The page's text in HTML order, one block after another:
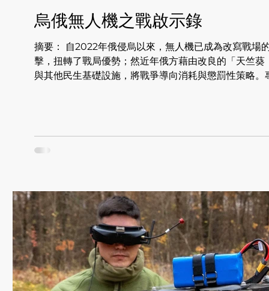
烏俄無人機之戰啟示錄
摘要： 自2022年俄侵烏以來，無人機已成為改寫戰場
擊，扭轉了戰局優勢；然近年俄方藉由改良的「天竺
與其他民生基礎設施，將戰爭導向消耗與懲罰性策略
對台灣而言，最大教訓不是盲目追求無人機數量，而
設施、全域感測與指揮整合平台，以及能對敵後端進